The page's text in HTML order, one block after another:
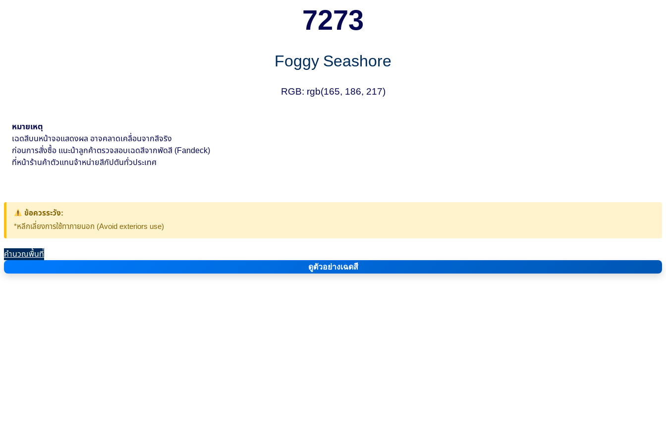
7273
Foggy Seashore
RGB: rgb(165, 186, 217)
หมายเหตุ
เฉดสีบนหน้าจอแสดงผล อาจคลาดเคลื่อนจากสีจริง
ก่อนการสั่งซื้อ แนะน้าลูกค้าตรวจสอบเฉดสีจากพัดสี (Fandeck)
ที่หน้าร้านค้าตัวแทนจ้าหน่ายสีกัปตันทั่วประเทศ
ข้อควรระวัง:
*หลีกเลี่ยงการใช้ทาภายนอก (Avoid exteriors use)
คำนวณพื้นที่
ดูตัวอย่างเฉดสี